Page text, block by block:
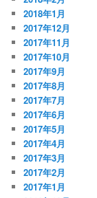
2018年1月
2017年12月
2017年11月
2017年10月
2017年9月
2017年8月
2017年7月
2017年6月
2017年5月
2017年4月
2017年3月
2017年2月
2017年1月